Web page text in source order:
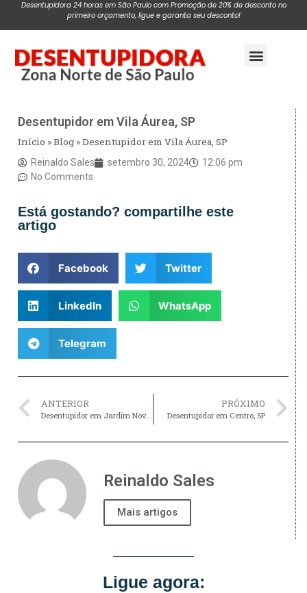
Desentupidora 24 horas em São Paulo com Promoção de 20% de desconto no
primeiro orçamento, ligue e garanta seu desconto!
Desentupidor em Vila Áurea, SP
Início »Blog »Desentupidor em Vila Áurea, SP
Reinaldo Sales setembro 30, 2024
12:06 pm
No Comments
Está gostando? compartilhe este
artigo
Facebook Twitter
LinkedIn WhatsApp
Telegram
ANTERIOR
Desentupidor em Jardim Nova Poá, SP
PRÓXIMO
Desentupidor em Centro, SP
Reinaldo Sales
Mais artigos
Ligue agora: